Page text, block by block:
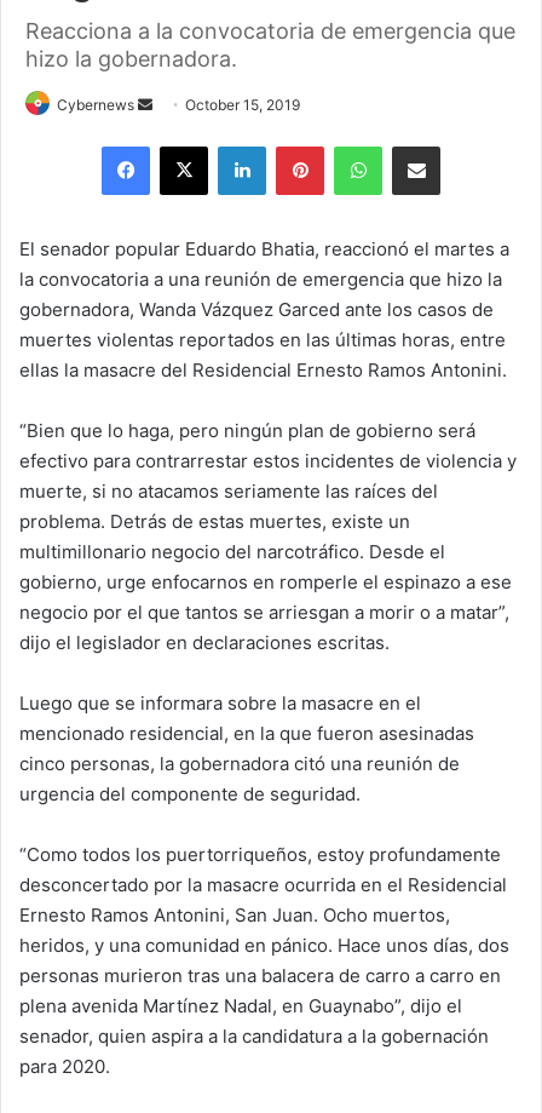
Reacciona a la convocatoria de emergencia que
hizo la gobernadora.
Cybernews
Send
email
October 15, 2019
Facebook
X LinkedInPinterestWhatsAppShare via Email
El senador popular Eduardo Bhatia, reaccionó el martes a
la convocatoria a una reunión de emergencia que hizo la
gobernadora, Wanda Vázquez Garced ante los casos de
muertes violentas reportados en las últimas horas, entre
ellas la masacre del Residencial Ernesto Ramos Antonini.
“Bien que lo haga, pero ningún plan de gobierno será
efectivo para contrarrestar estos incidentes de violencia y
muerte, si no atacamos seriamente las raíces del
problema. Detrás de estas muertes, existe un
multimillonario negocio del narcotráfico. Desde el
gobierno, urge enfocarnos en romperle el espinazo a ese
negocio por el que tantos se arriesgan a morir o a matar”,
dijo el legislador en declaraciones escritas.
Luego que se informara sobre la masacre en el
mencionado residencial, en la que fueron asesinadas
cinco personas, la gobernadora citó una reunión de
urgencia del componente de seguridad.
“Como todos los puertorriqueños, estoy profundamente
desconcertado por la masacre ocurrida en el Residencial
Ernesto Ramos Antonini, San Juan. Ocho muertos,
heridos, y una comunidad en pánico. Hace unos días, dos
personas murieron tras una balacera de carro a carro en
plena avenida Martínez Nadal, en Guaynabo”, dijo el
senador, quien aspira a la candidatura a la gobernación
para 2020.